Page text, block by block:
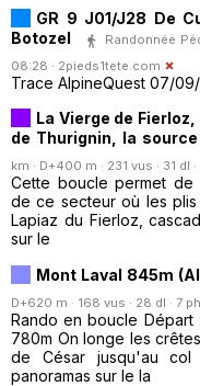
GR 9 J01/J28 De
Botozel
Randonnée
08:28 · 2pieds1tete.com
Trace AlpineQuest 07/
La Vierge de
de Thurignin, la source
km · D+400 m · 231 vus · 31 dl
Cette boucle permet de
de ce secteur où les
Lapiaz du Fierloz,
sur le
Mont Laval 845m
D+620 m · 168 vus · 28 dl · 7
Rando en boucle Départ
780m On longe les
de César jusqu'au
panoramas sur le la